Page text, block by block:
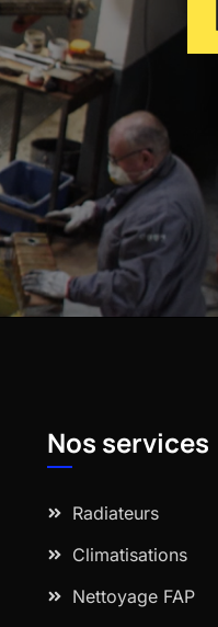
Nos services
Radiateurs
Climatisations
Nettoyage FAP